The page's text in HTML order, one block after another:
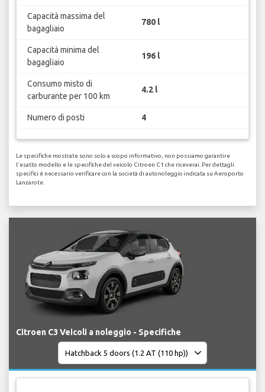
Capacità massima del
bagagliaio
780 l
Capacità minima del
bagagliaio
196 l
Consumo misto di
carburante per 100 km
4.2 l
Numero di posti 4
Le specifiche mostrate sono solo a scopo informativo, non possiamo garantire
l'esatto modello e le specifiche del veicolo Citroen C1 che riceverai. Per dettagli
specifici è necessario verificare con la società di autonoleggio indicata su Aeroporto
Lanzarote.
Citroen C3 Veicoli a noleggio - Specifiche